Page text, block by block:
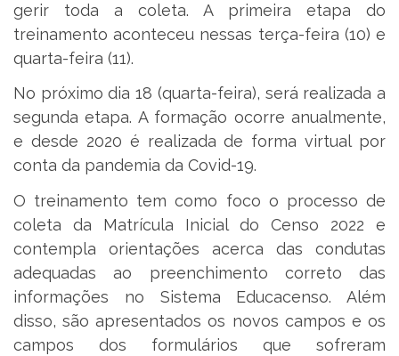
gerir toda a coleta. A primeira etapa do
treinamento aconteceu nessas terça-feira (10) e
quarta-feira (11).
No próximo dia 18 (quarta-feira), será realizada a
segunda etapa. A formação ocorre anualmente,
e desde 2020 é realizada de forma virtual por
conta da pandemia da Covid-19.
O treinamento tem como foco o processo de
coleta da Matrícula Inicial do Censo 2022 e
contempla orientações acerca das condutas
adequadas ao preenchimento correto das
informações no Sistema Educacenso. Além
disso, são apresentados os novos campos e os
campos dos formulários que sofreram